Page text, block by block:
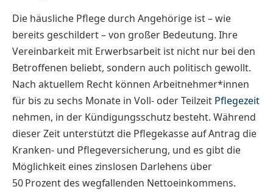
Die häusliche Pflege durch Angehörige ist – wie
bereits geschildert – von großer Bedeutung. Ihre
Vereinbarkeit mit Erwerbsarbeit ist nicht nur bei den
Betroffenen beliebt, sondern auch politisch gewollt.
Nach aktuellem Recht können Arbeitnehmer*innen
für bis zu sechs Monate in Voll- oder Teilzeit Pflegezeit
nehmen, in der Kündigungsschutz besteht. Während
dieser Zeit unterstützt die Pflegekasse auf Antrag die
Kranken- und Pflegeversicherung, und es gibt die
Möglichkeit eines zinslosen Darlehens über
50 Prozent des wegfallenden Nettoeinkommens.